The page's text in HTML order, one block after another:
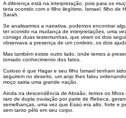
A diferença está na interpretação, pois para os
teria ocorrido com o filho ilegítimo, Ismael, filho de
Sarah.
Se analisarmos a narrativa, podemos encontrar
ter ocorrido na mudança de interpretações, uma
consigo duas testemunhas, que viram os dois
observava a presença de um cordeiro, os dois
Mas também existe outro lado, onde temos a
tomado conhecimento dos fatos.
Curioso é que Hagar e seu filho Ismael tenham
seguirem no deserto, um anjo lhes falou
moço sairia uma grande nação.
Ainda na descendência de Abraão, temos os
raro de dupla ovulação por parte de Rebeca,
semelhanças, uma vez que Esaú era alto, forte e
sem tanto pêlo em seu corpo.